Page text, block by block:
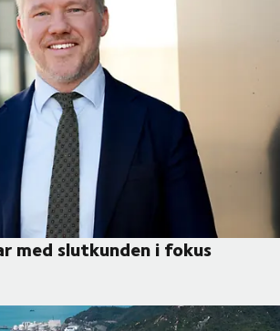
med slutkunden i fokus
slutkunden i fokus